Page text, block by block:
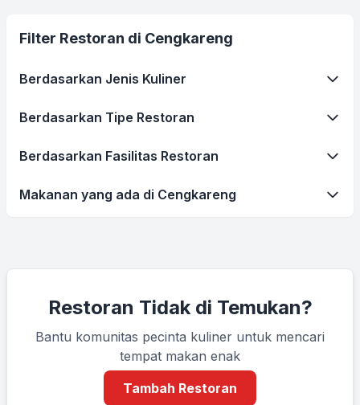
Filter Restoran di Cengkareng
Berdasarkan Jenis Kuliner
Berdasarkan Tipe Restoran
Berdasarkan Fasilitas Restoran
Makanan yang ada di Cengkareng
Restoran Tidak di Temukan?
Bantu komunitas pecinta kuliner untuk mencari
tempat makan enak
Tambah Restoran